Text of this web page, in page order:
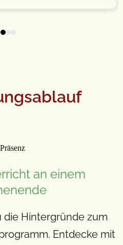
an einem
die Hintergründe zum
Entdecke mit